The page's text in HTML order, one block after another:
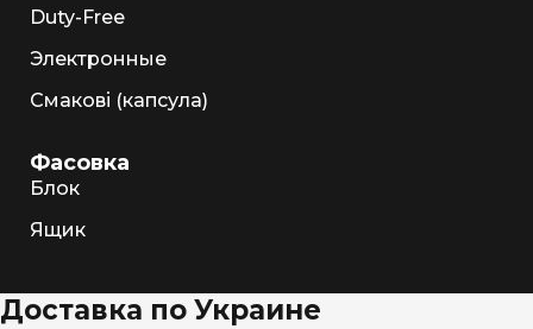
Duty-Free
Электронные
Смакові (капсула)
Фасовка
Блок
Ящик
Доставка по Украине